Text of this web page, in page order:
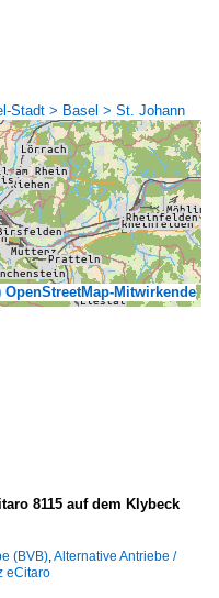
Stadt > Basel > St. Johann
OpenStreetMap-Mitwirkende
8115 auf dem Klybeck
(BVB),Alternative Antriebe /
eCitaro